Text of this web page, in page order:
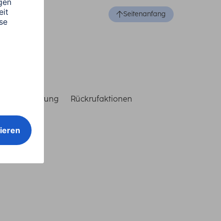
Seitenanfang
Rückrufaktionen